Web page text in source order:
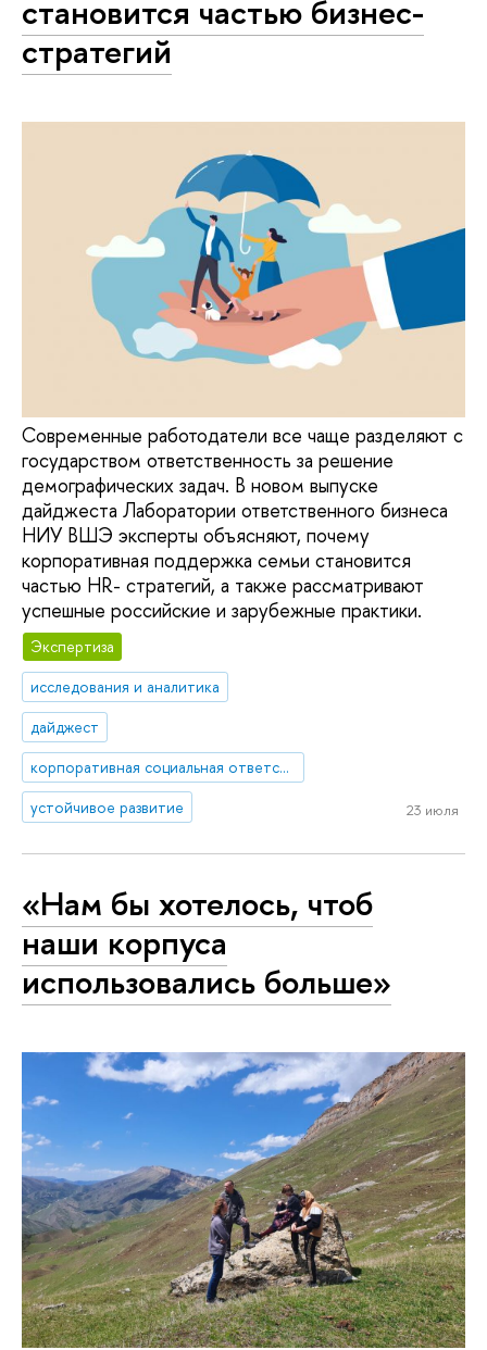
становится частью бизнес-
стратегий
Современные работодатели все чаще разделяют с
государством ответственность за решение
демографических задач. В новом выпуске
дайджеста Лаборатории ответственного бизнеса
НИУ ВШЭ эксперты объясняют, почему
корпоративная поддержка семьи становится
частью HR- стратегий, а также рассматривают
успешные российские и зарубежные практики.
Экспертиза
исследования и аналитика
дайджест
корпоративная социальная ответственность
устойчивое развитие
23 июля
«Нам бы хотелось, чтоб
наши корпуса
использовались больше»